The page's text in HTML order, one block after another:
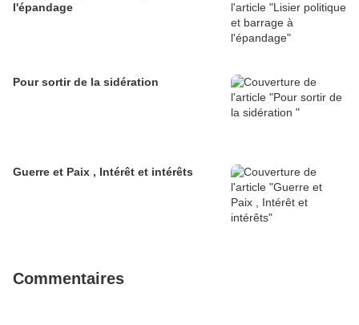
l'épandage
Pour sortir de la sidération
Guerre et Paix , Intérêt et intérêts
Commentaires